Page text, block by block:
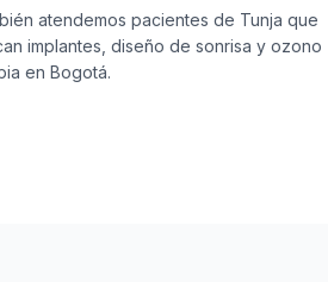
atendemos pacientes de Tunja que
implantes, diseño de sonrisa y ozono
en Bogotá.